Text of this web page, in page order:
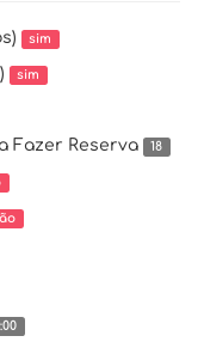
sim
sim
Fazer Reserva 18